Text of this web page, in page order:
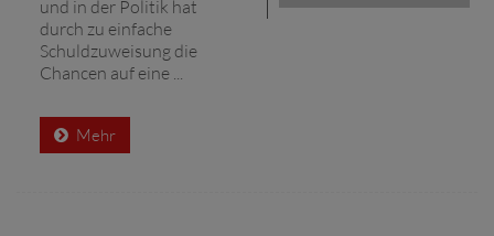
und in der Politik hat
durch zu einfache
Schuldzuweisung die
Chancen auf eine ...
Mehr